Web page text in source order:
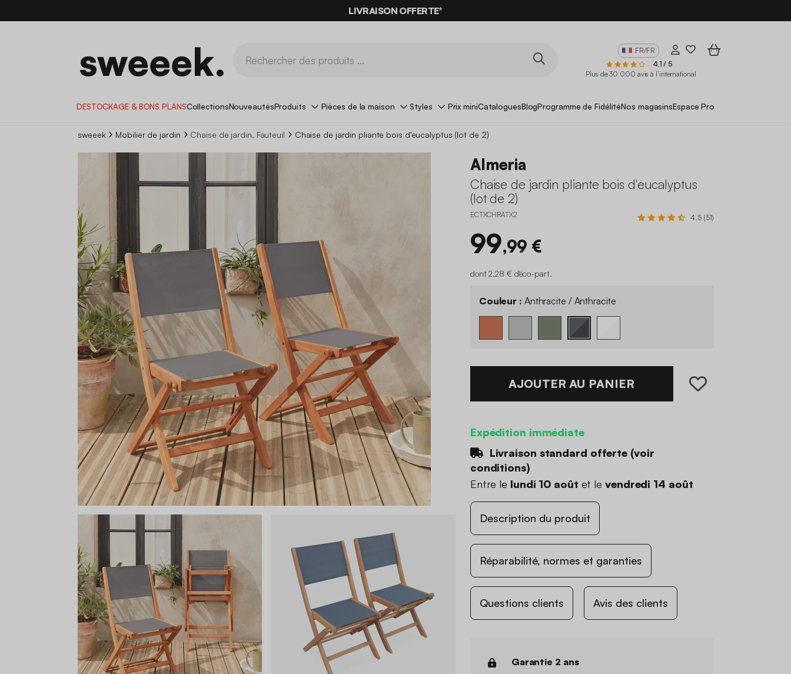
LIVRAISON OFFERTE*
FR/FR
4,1 / 5
Plus de 30 000 avis à l’international
DESTOCKAGE & BONS PLANSCollectionsNouveautésProduits Pièces de la maison Styles Prix miniCataloguesBlogProgramme de FidélitéNos magasinsEspace Pro
sweeek Mobilier de jardin Chaise de jardin, Fauteuil Chaise de jardin pliante bois d'eucalyptus (lot de 2)
Almeria
Chaise de jardin pliante bois d'eucalyptus
(lot de 2)
ECTXCHRATX2 4.5 (51)
99,99 €
dont 2,28 € d'éco-part.
Couleur : Anthracite / Anthracite
AJOUTER AU PANIER
Expédition immédiate
Livraison standard offerte (voir
conditions)
Entre le lundi 10 août et le vendredi 14 août
Description du produit
Réparabilité, normes et garanties
Questions clients Avis des clients
Garantie 2 ans